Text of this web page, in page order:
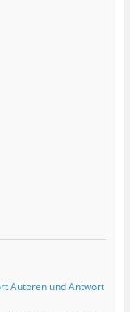
Autoren und Antwort